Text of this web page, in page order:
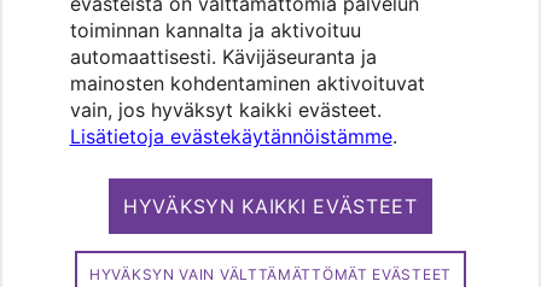
toiminnan kannalta ja aktivoituu
automaattisesti. Kävijäseuranta ja
mainosten kohdentaminen aktivoituvat
vain, jos hyväksyt kaikki evästeet.
Lisätietoja evästekäytännöistämme.
HYVÄKSYN KAIKKI EVÄSTEET
HYVÄKSYN VAIN VÄLTTÄMÄTTÖMÄT EVÄSTEET
Pääkaupunkiseudun evankelis-
luterilaisten seurakuntien media.
Copyright 2026. Kirkko ja kaupunki. All
rights reserved.